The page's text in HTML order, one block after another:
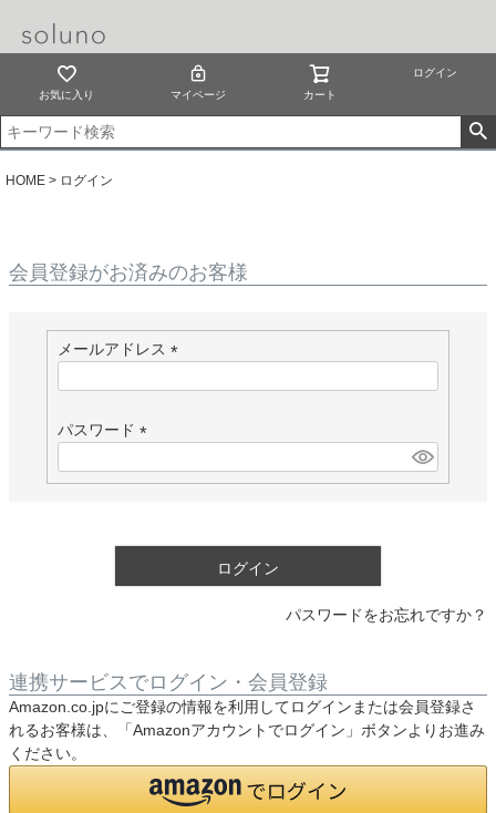
お気に入り マイページ カート
ログイン
HOME ログイン
会員登録がお済みのお客様
メールアドレス
)
パスワード
必
ログイン
パスワードをお忘れですか？
連携サービスでログイン・会員登録
Amazon.co.jpにご登録の情報を利用してログインまたは会員登録さ
れるお客様は、「Amazonアカウントでログイン」ボタンよりお進み
ください。